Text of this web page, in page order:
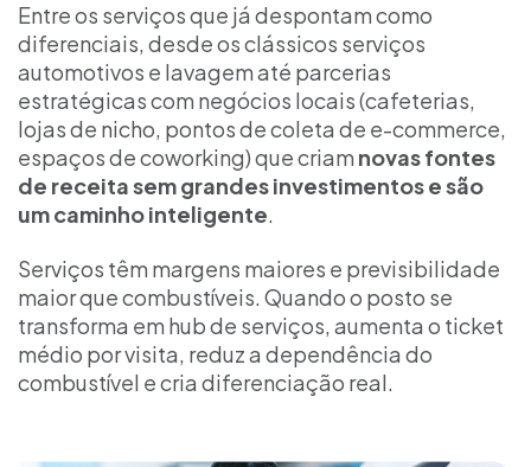
Entre os serviços que já despontam como
diferenciais, desde os clássicos serviços
automotivos e lavagem até parcerias
estratégicas com negócios locais (cafeterias,
lojas de nicho, pontos de coleta de e-commerce,
espaços de coworking) que criam novas fontes
de receita sem grandes investimentos e são
um caminho inteligente.
Serviços têm margens maiores e previsibilidade
maior que combustíveis. Quando o posto se
transforma em hub de serviços, aumenta o ticket
médio por visita, reduz a dependência do
combustível e cria diferenciação real.